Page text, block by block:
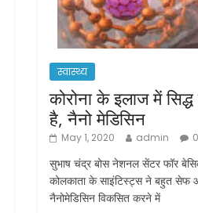
स्वास्थ्य
कोरोना के इलाज में
है, नैनो मेडिसिन
May 1, 2020 admin 0
सुभाष चंद्र बोस नेशनल सेंटर फॉर
कोलकाता के साइंटिस्ट्स ने बहुत सेफ
नैनोमेडिसिन विकसित करने में